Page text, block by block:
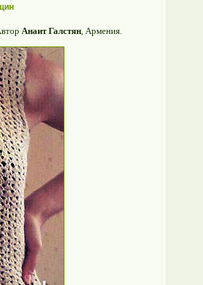
Анаит Галстян, Армения.